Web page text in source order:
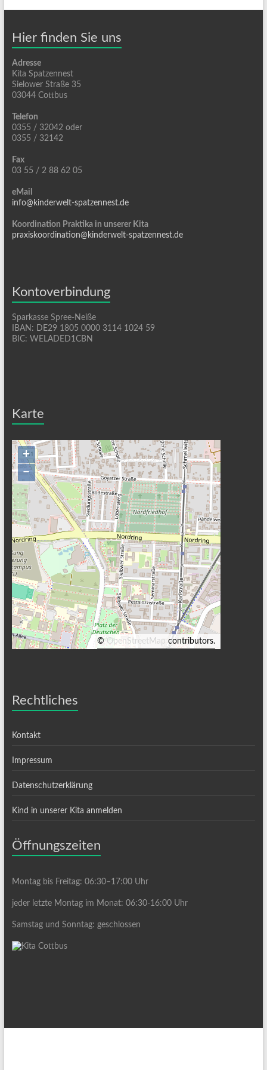
Hier finden Sie uns
Adresse
Kita Spatzennest
Sielower Straße 35
03044 Cottbus
Telefon
0355 / 32042 oder
0355 / 32142
Fax
03 55 / 2 88 62 05
eMail
info@kinderwelt-spatzennest.de
Koordination Praktika in unserer Kita
praxiskoordination@kinderwelt-spatzennest.de
Kontoverbindung
Sparkasse Spree-Neiße
IBAN: DE29 1805 0000 3114 1024 59
BIC: WELADED1CBN
Karte
+
−
©OpenStreetMap contributors.
Rechtliches
Kontakt
Impressum
Datenschutzerklärung
Kind in unserer Kita anmelden
Öffnungszeiten
Montag bis Freitag: 06:30–17:00 Uhr
jeder letzte Montag im Monat: 06:30-16:00 Uhr
Samstag und Sonntag: geschlossen